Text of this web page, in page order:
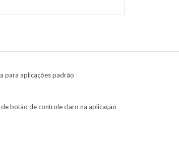
para aplicações padrão
botão de controle claro na aplicação